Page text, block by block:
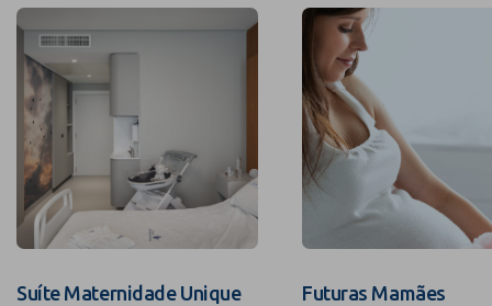
Suíte Maternidade Unique Futuras Mamães